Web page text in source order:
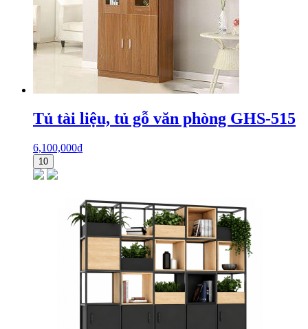
Tủ tài liệu, tủ gỗ văn phòng GHS-515
6,100,000₫
10